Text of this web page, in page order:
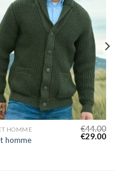
HOMME
homme
€44.00
€29.00